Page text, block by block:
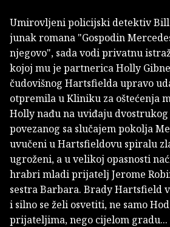
Umirovljeni policijski detektiv
junak romana "Gospodin
njegovo", sada vodi privatnu
kojoj mu je partnerica Holly
čudovišnog Hartsfielda upravo
otpremila u Kliniku za oštećenja
Holly nađu na uviđaju dvostrukog
povezanog sa slučajem pokolja
uvučeni u Hartsfieldovu spiralu
ugroženi, a u velikoj opasnosti
hrabri mladi prijatelj Jerome
sestra Barbara. Brady Hartsfield
i silno se želi osvetiti, ne samo
prijateljima, nego cijelom gradu...